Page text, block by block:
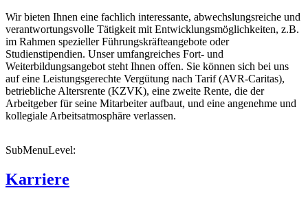
Wir bieten Ihnen eine fachlich interessante, abwechslungsreiche und
verantwortungsvolle Tätigkeit mit Entwicklungsmöglichkeiten, z.B.
im Rahmen spezieller Führungskräfteangebote oder
Studienstipendien. Unser umfangreiches Fort- und
Weiterbildungsangebot steht Ihnen offen. Sie können sich bei uns
auf eine Leistungsgerechte Vergütung nach Tarif (AVR-Caritas),
betriebliche Altersrente (KZVK), eine zweite Rente, die der
Arbeitgeber für seine Mitarbeiter aufbaut, und eine angenehme und
kollegiale Arbeitsatmosphäre verlassen.
SubMenuLevel:
Karriere